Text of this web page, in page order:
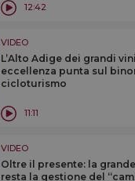
12:42
VIDEO
L’Alto Adige dei grandi
eccellenza punta sul
cicloturismo
11:11
VIDEO
Oltre il presente: la
resta la gestione del